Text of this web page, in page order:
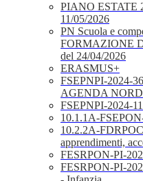
PIANO ESTATE
11/05/2026
PN Scuola e
FORMAZIONE
del 24/04/2026
ERASMUS+
FSEPNPI-2024-
AGENDA NORD
FSEPNPI-2024-
10.1.1A-
10.2.2A-
apprendimenti,
FESRPON-PI-
FESRPON-PI-